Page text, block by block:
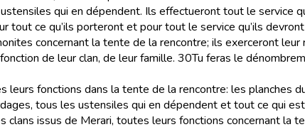
qui en dépendent. Ils effectueront tout le service
tout ce qu’ils porteront et pour tout le service qu’ils
concernant la tente de la rencontre; ils exerceront
de leur clan, de leur famille. 30Tu feras le
leurs fonctions dans la tente de la rencontre: les planches
tous les ustensiles qui en dépendent et tout ce qui
clans issus de Merari, toutes leurs fonctions concernant la